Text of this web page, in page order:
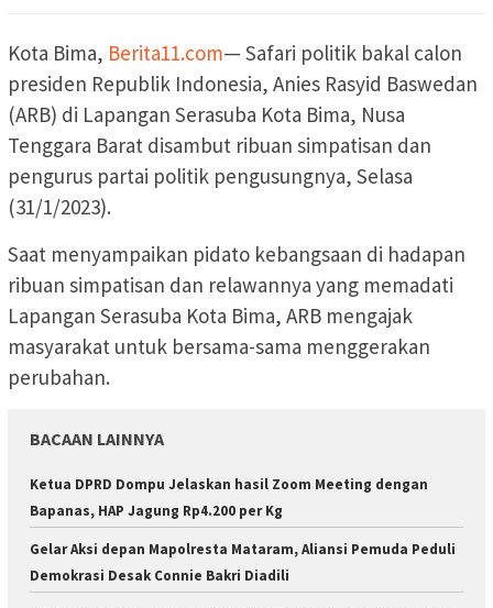
Kota Bima, Berita11.com— Safari politik bakal calon
presiden Republik Indonesia, Anies Rasyid Baswedan
(ARB) di Lapangan Serasuba Kota Bima, Nusa
Tenggara Barat disambut ribuan simpatisan dan
pengurus partai politik pengusungnya, Selasa
(31/1/2023).
Saat menyampaikan pidato kebangsaan di hadapan
ribuan simpatisan dan relawannya yang memadati
Lapangan Serasuba Kota Bima, ARB mengajak
masyarakat untuk bersama-sama menggerakan
perubahan.
BACAAN LAINNYA
Ketua DPRD Dompu Jelaskan hasil Zoom Meeting dengan
Bapanas, HAP Jagung Rp4.200 per Kg
Gelar Aksi depan Mapolresta Mataram, Aliansi Pemuda Peduli
Demokrasi Desak Connie Bakri Diadili